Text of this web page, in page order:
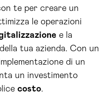
te per creare un
le operazioni
e la
della tua azienda. Con un
di un
un investimento
costo.